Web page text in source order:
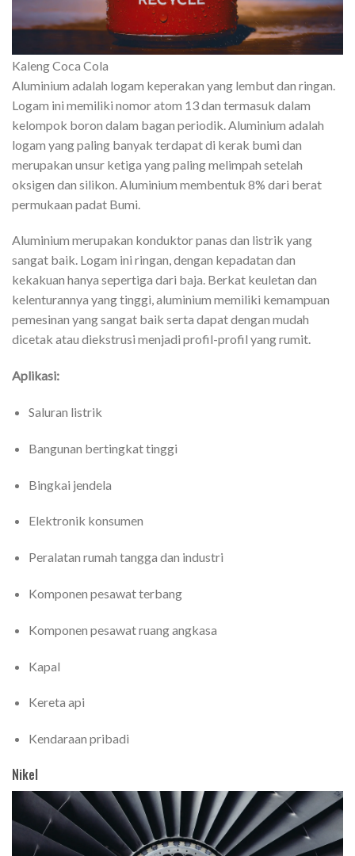
Kaleng Coca Cola
Aluminium adalah logam keperakan yang lembut dan ringan.
Logam ini memiliki nomor atom 13 dan termasuk dalam
kelompok boron dalam bagan periodik. Aluminium adalah
logam yang paling banyak terdapat di kerak bumi dan
merupakan unsur ketiga yang paling melimpah setelah
oksigen dan silikon. Aluminium membentuk 8% dari berat
permukaan padat Bumi.
Aluminium merupakan konduktor panas dan listrik yang
sangat baik. Logam ini ringan, dengan kepadatan dan
kekakuan hanya sepertiga dari baja. Berkat keuletan dan
kelenturannya yang tinggi, aluminium memiliki kemampuan
pemesinan yang sangat baik serta dapat dengan mudah
dicetak atau diekstrusi menjadi profil-profil yang rumit.
Aplikasi:
Saluran listrik
Bangunan bertingkat tinggi
Bingkai jendela
Elektronik konsumen
Peralatan rumah tangga dan industri
Komponen pesawat terbang
Komponen pesawat ruang angkasa
Kapal
Kereta api
Kendaraan pribadi
Nikel